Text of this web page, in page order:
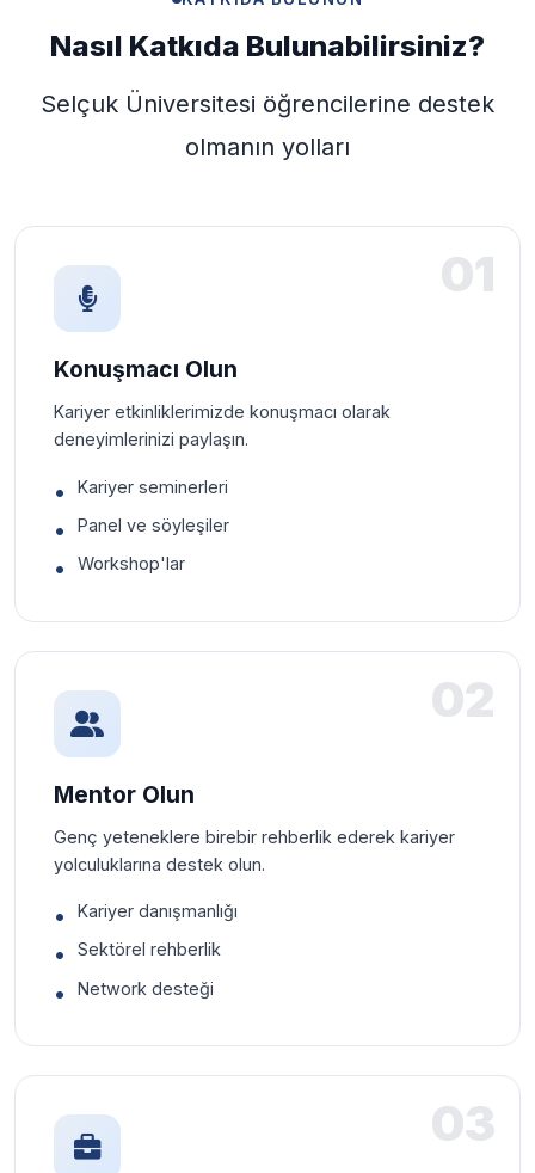
Nasıl Katkıda Bulunabilirsiniz?
Selçuk Üniversitesi öğrencilerine destek
olmanın yolları
01
Konuşmacı Olun
Kariyer etkinliklerimizde konuşmacı olarak
deneyimlerinizi paylaşın.
Kariyer seminerleri
Panel ve söyleşiler
Workshop'lar
02
Mentor Olun
Genç yeteneklere birebir rehberlik ederek kariyer
yolculuklarına destek olun.
Kariyer danışmanlığı
Sektörel rehberlik
Network desteği
03